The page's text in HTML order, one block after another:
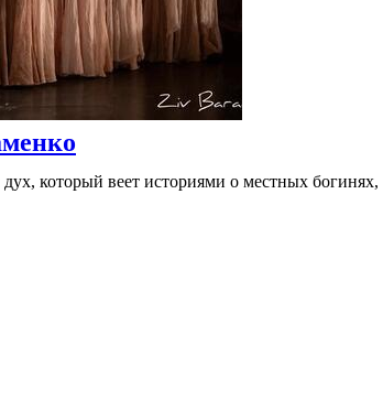
который веет историями о местных